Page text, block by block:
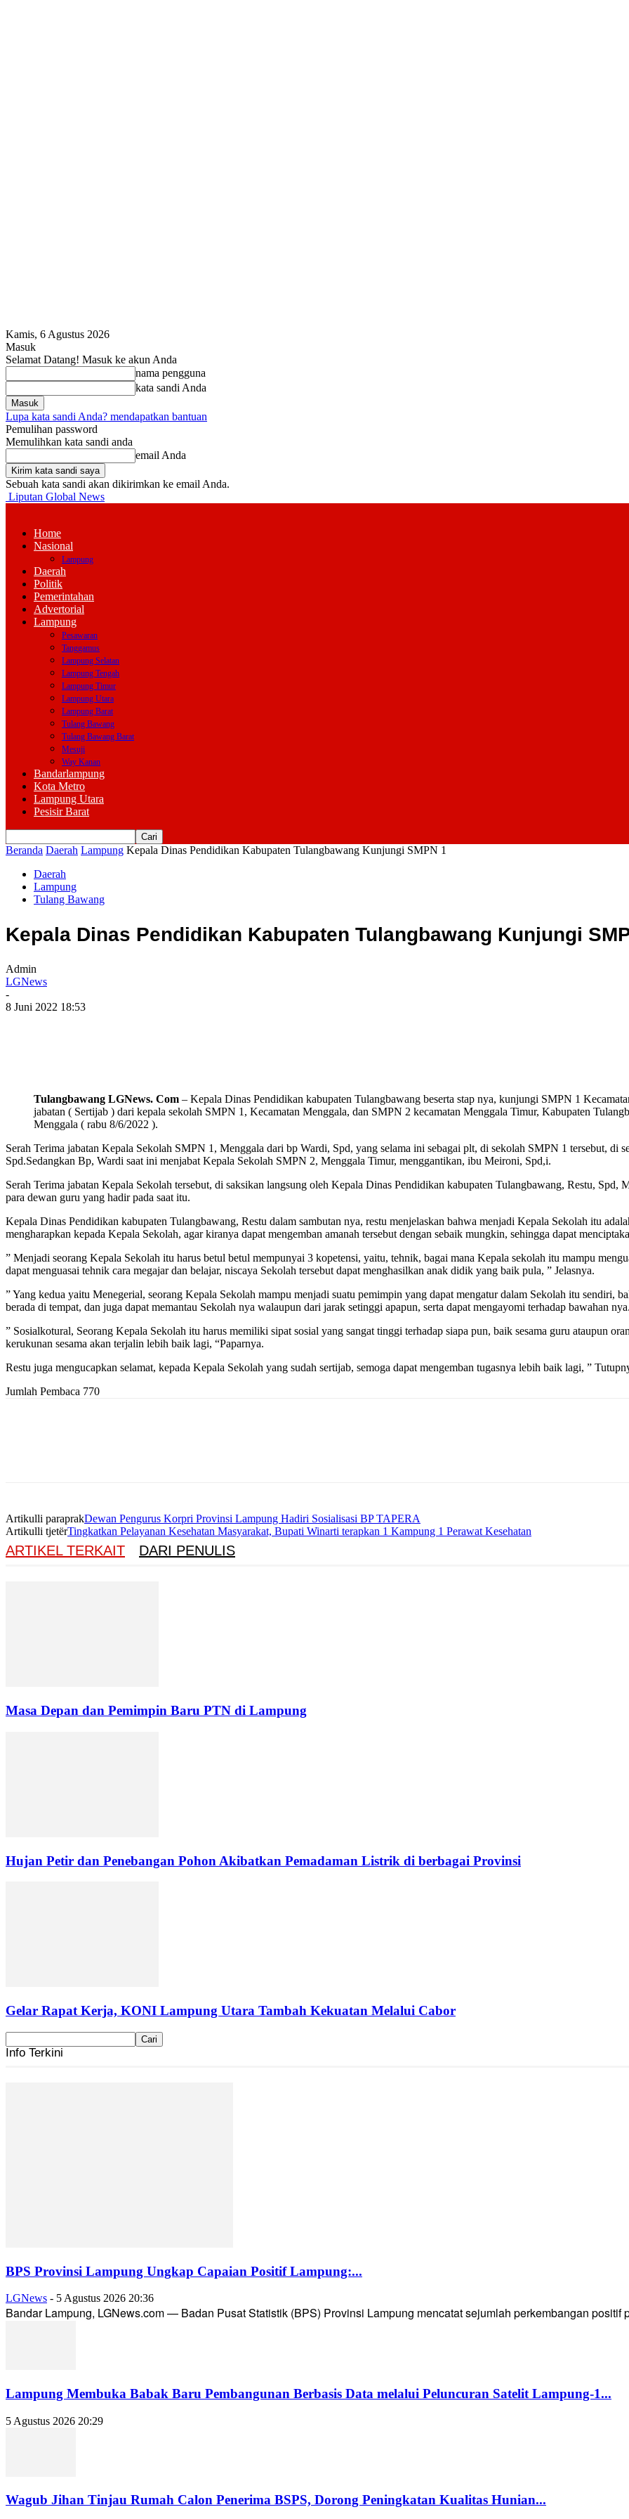
Kamis, 6 Agustus 2026
Masuk
Selamat Datang! Masuk ke akun Anda
nama pengguna
kata sandi Anda
Lupa kata sandi Anda? mendapatkan bantuan
Pemulihan password
Memulihkan kata sandi anda
email Anda
Sebuah kata sandi akan dikirimkan ke email Anda.
Liputan Global News
Home
Nasional
Lampung
Daerah
Politik
Pemerintahan
Advertorial
Lampung
Pesawaran
Tanggamus
Lampung Selatan
Lampung Tengah
Lampung Timur
Lampung Utara
Lampung Barat
Tulang Bawang
Tulang Bawang Barat
Mesuji
Way Kanan
Bandarlampung
Kota Metro
Lampung Utara
Pesisir Barat
Beranda Daerah Lampung Kepala Dinas Pendidikan Kabupaten Tulangbawang Kunjungi SMPN 1
Daerah
Lampung
Tulang Bawang
Kepala Dinas Pendidikan Kabupaten Tulangbawang Kunjungi
Admin
LGNews
-
8 Juni 2022 18:53
Tulangbawang LGNews. Com – Kepala Dinas Pendidikan kabupaten Tulangbawang beserta stap nya, kunjungi SMPN 1
jabatan ( Sertijab ) dari kepala sekolah SMPN 1, Kecamatan Menggala, dan SMPN 2 kecamatan Menggala Timur, Kabupaten
Menggala ( rabu 8/6/2022 ).
Serah Terima jabatan Kepala Sekolah SMPN 1, Menggala dari bp Wardi, Spd, yang selama ini sebagai plt, di sekolah SMPN 1 tersebut, di
Spd.Sedangkan Bp, Wardi saat ini menjabat Kepala Sekolah SMPN 2, Menggala Timur, menggantikan, ibu Meironi, Spd,i.
Serah Terima jabatan Kepala Sekolah tersebut, di saksikan langsung oleh Kepala Dinas Pendidikan kabupaten Tulangbawang, Restu, Spd,
para dewan guru yang hadir pada saat itu.
Kepala Dinas Pendidikan kabupaten Tulangbawang, Restu dalam sambutan nya, restu menjelaskan bahwa menjadi Kepala Sekolah itu
mengharapkan kepada Kepala Sekolah, agar kiranya dapat mengemban amanah tersebut dengan sebaik mungkin, sehingga dapat
” Menjadi seorang Kepala Sekolah itu harus betul betul mempunyai 3 kopetensi, yaitu, tehnik, bagai mana Kepala sekolah itu mampu
dapat menguasai tehnik cara megajar dan belajar, niscaya Sekolah tersebut dapat menghasilkan anak didik yang baik pula, ” Jelasnya.
” Yang kedua yaitu Menegerial, seorang Kepala Sekolah mampu menjadi suatu pemimpin yang dapat mengatur dalam Sekolah itu sendiri,
berada di tempat, dan juga dapat memantau Sekolah nya walaupun dari jarak setinggi apapun, serta dapat mengayomi terhadap bawahan
” Sosialkotural, Seorang Kepala Sekolah itu harus memiliki sipat sosial yang sangat tinggi terhadap siapa pun, baik sesama guru ataupun
kerukunan sesama akan terjalin lebih baik lagi, “Paparnya.
Restu juga mengucapkan selamat, kepada Kepala Sekolah yang sudah sertijab, semoga dapat mengemban tugasnya lebih baik lagi, ”
Jumlah Pembaca 770
Artikulli paraprakDewan Pengurus Korpri Provinsi Lampung Hadiri Sosialisasi BP TAPERA
Artikulli tjetërTingkatkan Pelayanan Kesehatan Masyarakat, Bupati Winarti terapkan 1 Kampung 1 Perawat Kesehatan
ARTIKEL TERKAIT DARI PENULIS
Masa Depan dan Pemimpin Baru PTN di Lampung
Hujan Petir dan Penebangan Pohon Akibatkan Pemadaman Listrik di berbagai Provinsi
Gelar Rapat Kerja, KONI Lampung Utara Tambah Kekuatan Melalui Cabor
Info Terkini
BPS Provinsi Lampung Ungkap Capaian Positif Lampung:...
LGNews - 5 Agustus 2026 20:36
Bandar Lampung, LGNews.com — Badan Pusat Statistik (BPS) Provinsi Lampung mencatat sejumlah perkembangan positif
Lampung Membuka Babak Baru Pembangunan Berbasis Data melalui Peluncuran Satelit Lampung-1...
5 Agustus 2026 20:29
Wagub Jihan Tinjau Rumah Calon Penerima BSPS, Dorong Peningkatan Kualitas Hunian...